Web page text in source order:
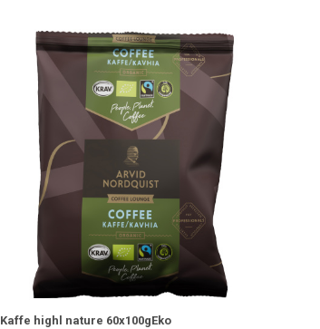
Kaffe highl nature 60x100gEko